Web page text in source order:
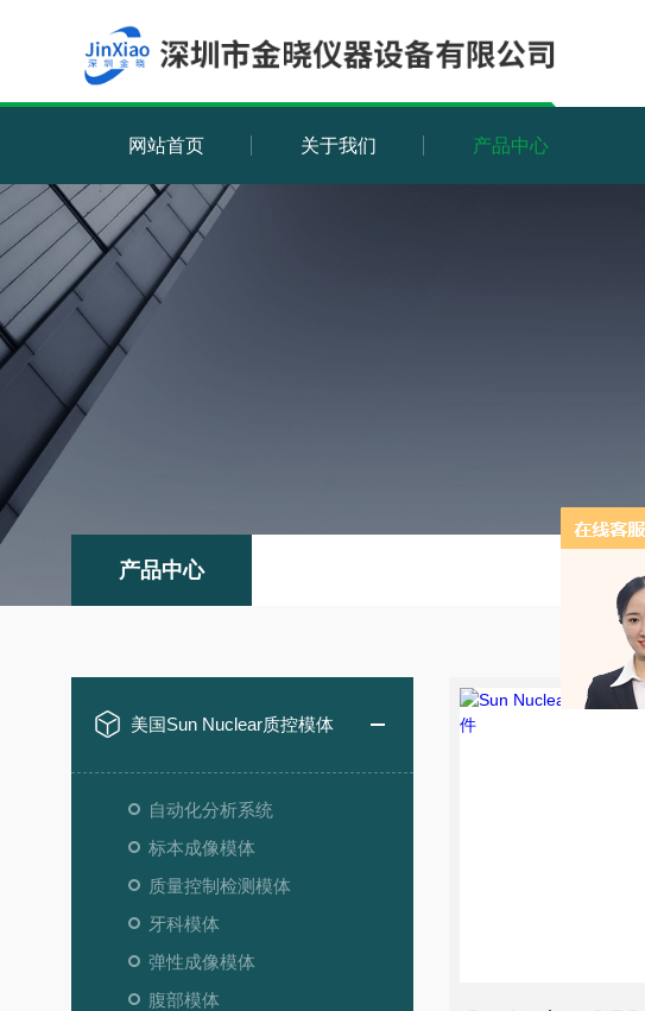
网站首页 关于我们 产品中心
产品中心
美国Sun Nuclear质控模体
自动化分析系统
标本成像模体
质量控制检测模体
牙科模体
弹性成像模体
腹部模体